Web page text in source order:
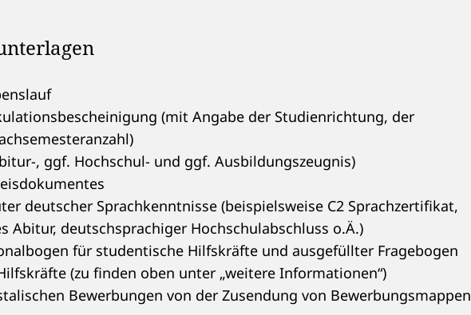
(mit Angabe der Studienrichtung, der
, ggf. Hochschul- und ggf. Ausbildungszeugnis)
deutscher Sprachkenntnisse (beispielsweise C2 Sprachzertifikat,
Abitur, deutschsprachiger Hochschulabschluss o.Ä.)
für studentische Hilfskräfte und ausgefüllter Fragebogen
(zu finden oben unter „weitere Informationen“)
Bewerbungen von der Zusendung von Bewerbungsmappen